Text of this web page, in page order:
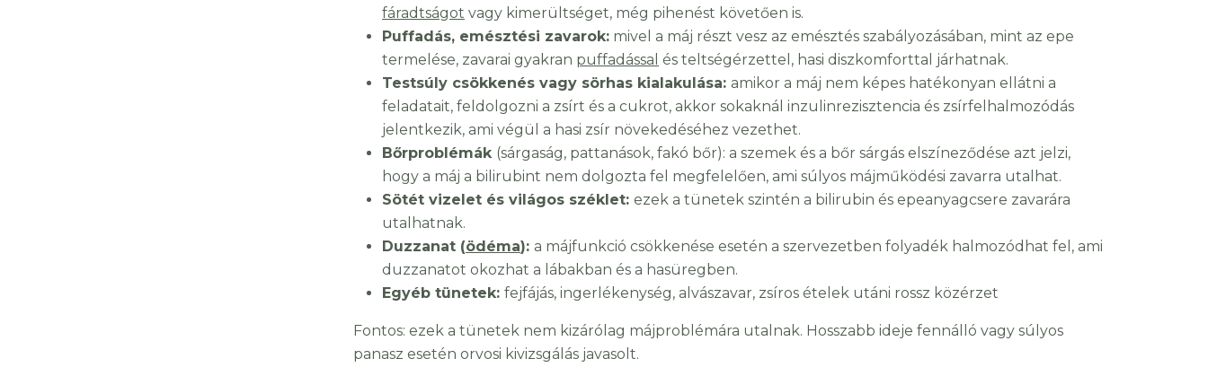
fáradtságot vagy kimerültséget, még pihenést követően is.
Puffadás, emésztési zavarok: mivel a máj részt vesz az emésztés szabályozásában, mint az epe
termelése, zavarai gyakran puffadással és teltségérzettel, hasi diszkomforttal járhatnak.
Testsúly csökkenés vagy sörhas kialakulása: amikor a máj nem képes hatékonyan ellátni a
feladatait, feldolgozni a zsírt és a cukrot, akkor sokaknál inzulinrezisztencia és zsírfelhalmozódás
jelentkezik, ami végül a hasi zsír növekedéséhez vezethet.
Bőrproblémák (sárgaság, pattanások, fakó bőr): a szemek és a bőr sárgás elszíneződése azt jelzi,
hogy a máj a bilirubint nem dolgozta fel megfelelően, ami súlyos májműködési zavarra utalhat.
Sötét vizelet és világos széklet: ezek a tünetek szintén a bilirubin és epeanyagcsere zavarára
utalhatnak.
Duzzanat (ödéma): a májfunkció csökkenése esetén a szervezetben folyadék halmozódhat fel, ami
duzzanatot okozhat a lábakban és a hasüregben.
Egyéb tünetek: fejfájás, ingerlékenység, alvászavar, zsíros ételek utáni rossz közérzet
Fontos: ezek a tünetek nem kizárólag májproblémára utalnak. Hosszabb ideje fennálló vagy súlyos
panasz esetén orvosi kivizsgálás javasolt.